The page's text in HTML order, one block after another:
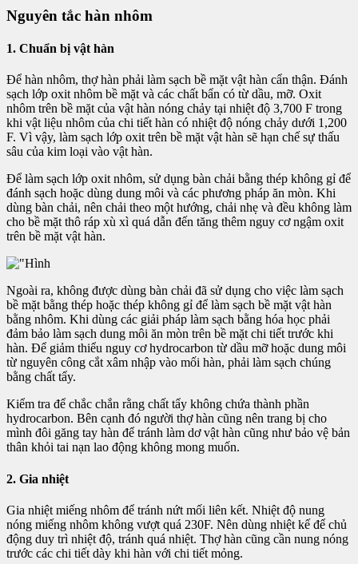
Nguyên tắc hàn nhôm
1. Chuẩn bị vật hàn
Để hàn nhôm, thợ hàn phải làm sạch bề mặt vật hàn cẩn thận. Đánh
sạch lớp oxit nhôm bề mặt và các chất bẩn có từ dầu, mỡ. Oxit
nhôm trên bề mặt của vật hàn nóng chảy tại nhiệt độ 3,700 F trong
khi vật liệu nhôm của chi tiết hàn có nhiệt độ nóng chảy dưới 1,200
F. Vì vậy, làm sạch lớp oxit trên bề mặt vật hàn sẽ hạn chế sự thấu
sâu của kim loại vào vật hàn.
Để làm sạch lớp oxit nhôm, sử dụng bàn chải bằng thép không gỉ để
đánh sạch hoặc dùng dung môi và các phương pháp ăn mòn. Khi
dùng bàn chải, nên chải theo một hướng, chải nhẹ và đều không làm
cho bề mặt thô ráp xù xì quá dẫn đến tăng thêm nguy cơ ngậm oxit
trên bề mặt vật hàn.
Ngoài ra, không được dùng bàn chải đã sử dụng cho việc làm sạch
bề mặt bằng thép hoặc thép không gỉ để làm sạch bề mặt vật hàn
bằng nhôm. Khi dùng các giải pháp làm sạch bằng hóa học phải
đảm bảo làm sạch dung môi ăn mòn trên bề mặt chi tiết trước khi
hàn. Để giảm thiểu nguy cơ hydrocarbon từ dầu mỡ hoặc dung môi
từ nguyên công cắt xâm nhập vào mối hàn, phải làm sạch chúng
bằng chất tẩy.
Kiểm tra để chắc chắn rằng chất tẩy không chứa thành phần
hydrocarbon. Bên cạnh đó người thợ hàn cũng nên trang bị cho
mình đôi găng tay hàn để tránh làm dơ vật hàn cũng như bảo vệ bản
thân khỏi tai nạn lao động không mong muốn.
2. Gia nhiệt
Gia nhiệt miếng nhôm để tránh nứt mối liên kết. Nhiệt độ nung
nóng miếng nhôm không vượt quá 230F. Nên dùng nhiệt kế để chủ
động duy trì nhiệt độ, tránh quá nhiệt. Thợ hàn cũng cần nung nóng
trước các chi tiết dày khi hàn với chi tiết mỏng.